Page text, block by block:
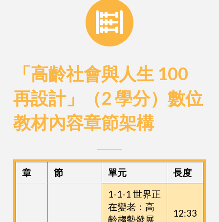
「高齡社會與人生 100
再設計」（2 學分）數位
教材內容章節架構
章 節 單元
長度
1-1-1 世界正
在變老：高
齡趨勢發展
12:33